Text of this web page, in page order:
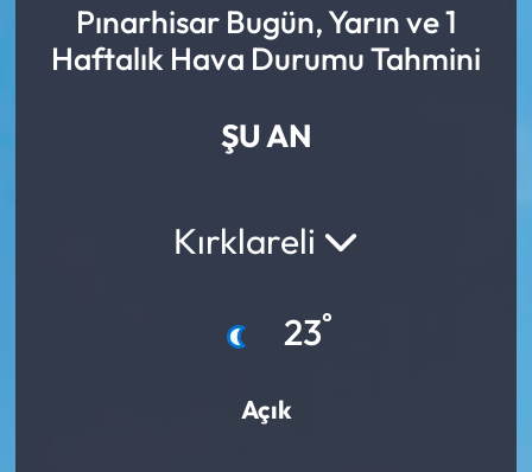
Pınarhisar Bugün, Yarın ve 1
Haftalık Hava Durumu Tahmini
ŞU AN
Kırklareli
23°
Açık